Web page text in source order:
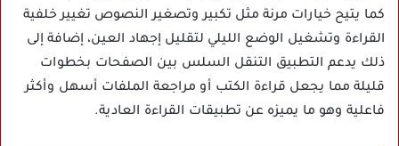
كما يتيح خيارات مرنة مثل تكبير وتصغير النصوص تغيير خلفية
القراءة وتشغيل الوضع الليلي لتقليل إجهاد العين، إضافة إلى
ذلك يدعم التطبيق التنقل السلس بين الصفحات بخطوات
قليلة مما يجعل قراءة الكتب أو مراجعة الملفات أسهل وأكثر
فاعلية وهو ما يميزه عن تطبيقات القراءة العادية.